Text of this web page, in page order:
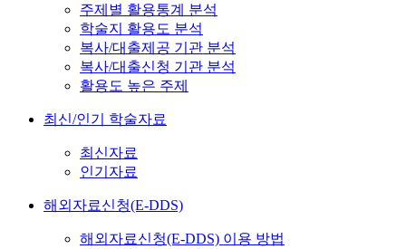
주제별 활용통계 분석
학술지 활용도 분석
복사/대출제공 기관 분석
복사/대출신청 기관 분석
활용도 높은 주제
최신/인기 학술자료
최신자료
인기자료
해외자료신청(E-DDS)
해외자료신청(E-DDS) 이용 방법